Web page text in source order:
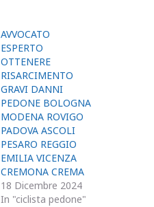
AVVOCATO
ESPERTO
OTTENERE
RISARCIMENTO
GRAVI DANNI
PEDONE BOLOGNA
MODENA ROVIGO
PADOVA ASCOLI
PESARO REGGIO
EMILIA VICENZA
CREMONA CREMA
18 Dicembre 2024
In "ciclista pedone"